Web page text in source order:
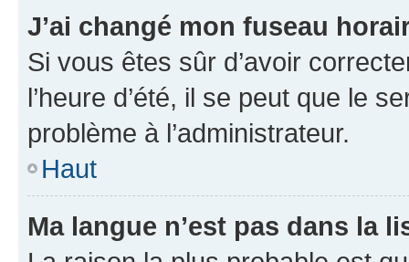
J’ai changé mon fuseau
Si vous êtes sûr d’avoir
l’heure d’été, il se peut que le
problème à l’administrateur.
Haut
Ma langue n’est pas dans la